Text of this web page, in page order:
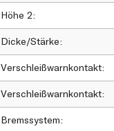
Höhe 2
Dicke/Stärke
Verschleißwarnkontakt
Verschleißwarnkontakt
Bremssystem